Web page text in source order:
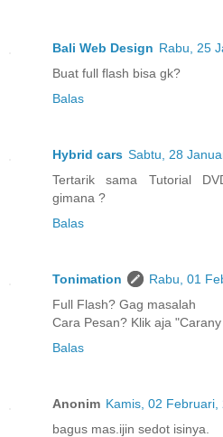
Bali Web Design Rabu, 25
Buat full flash bisa gk?
Balas
Hybrid cars Sabtu, 28
Tertarik sama Tutorial
gimana ?
Balas
Tonimation
Rabu, 01
Full Flash? Gag masalah
Cara Pesan? Klik aja
Balas
Anonim Kamis, 02 Februari,
bagus mas.ijin sedot isinya.